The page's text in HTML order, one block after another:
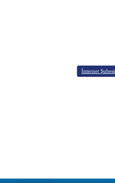
İnternet Şubesi